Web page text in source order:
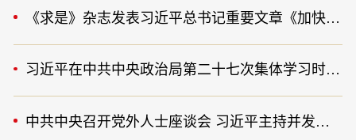
《求是》杂志发表习近平总书记重要文章《加快建设健康中国》
习近平在中共中央政治局第二十七次集体学习时强调 强化政治引领 深化创新发展 高质量推进国防和军队现代化
中共中央召开党外人士座谈会 习近平主持并发表重要讲话